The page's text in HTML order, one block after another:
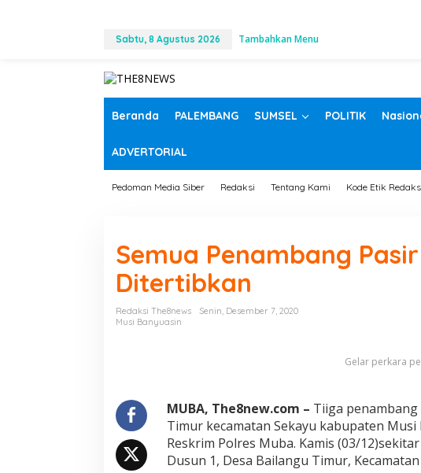
Sabtu, 8 Agustus 2026 Tambahkan Menu
Beranda PALEMBANG SUMSEL POLITIK
ADVERTORIAL
Pedoman Media Siber Redaksi Tentang Kami Kode Etik
Semua Penambang
Ditertibkan
Redaksi The8news
Senin, Desember 7, 2020
Musi Banyuasin
Gelar perkara
MUBA, The8new.com – Tiiga
Timur kecamatan Sekayu kabupaten
Reskrim Polres Muba. Kamis (03/
Dusun 1, Desa Bailangu Timur,